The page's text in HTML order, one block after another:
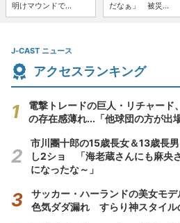
明けマウンドで...
だなぁ」 被災...
J-CAST ニュース
アクセスランキング
電撃トレードの巨人・リチャード
の存在感薄れ...「他球団の方が出
市川團十郎の15歳長女＆13歳長
し2ショ 「海老蔵さんにも麻央
になったな～」
サッカー・ハーランドの美女モ
色気ダダ漏れ すらり神スタイル